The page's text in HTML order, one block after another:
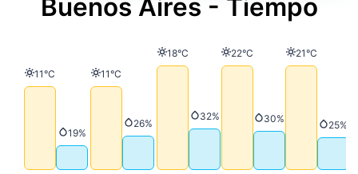
Buenos Aires - Tiempo
Temperatura
11°C
Precipitación
19%
Temperatura
11°C
Precipitación
26%
Temperatura
18°C
Precipitación
32%
Temperatura
22°C
Precipitación
30%
Temperatura
21°C
25%